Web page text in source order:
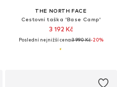
THE NORTH FACE
Cestovní taška 'Base Camp'
3 192 Kč
Poslední nejnižší cena:3 990 Kč-20%